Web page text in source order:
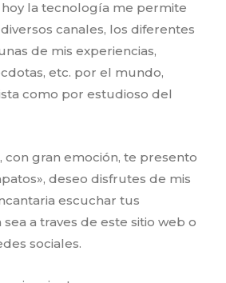
la tecnología me permite
canales, los diferentes
de mis experiencias,
etc. por el mundo,
como por estudioso del
con gran emoción, te presento
deseo disfrutes de mis
escuchar tus
a traves de este sitio web o
sociales.